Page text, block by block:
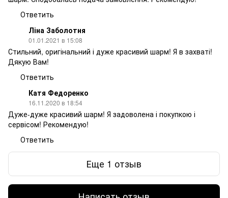
Ответить
Ліна Заболотня
01.01.2021 в 15:08
Стильний, оригінальний і дуже красивий шарм! Я в захваті!
Дякую Вам!
Ответить
Катя Федоренко
16.11.2020 в 18:54
Дуже-дуже красивий шарм! Я задоволена і покупкою і
сервісом! Рекомендую!
Ответить
Еще 1 отзыв